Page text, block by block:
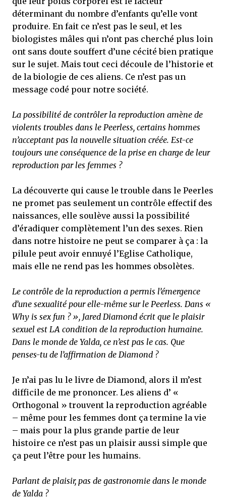
déterminant du nombre d’enfants qu’elle vont
produire. En fait ce n’est pas le seul, et les
biologistes mâles qui n’ont pas cherché plus loin
ont sans doute souffert d’une cécité bien pratique
sur le sujet. Mais tout ceci découle de l’historie et
de la biologie de ces aliens. Ce n’est pas un
message codé pour notre société.
La possibilité de contrôler la reproduction amène de
violents troubles dans le Peerless, certains hommes
n’acceptant pas la nouvelle situation créée. Est-ce
toujours une conséquence de la prise en charge de leur
reproduction par les femmes ?
La découverte qui cause le trouble dans le Peerles
ne promet pas seulement un contrôle effectif des
naissances, elle soulève aussi la possibilité
d’éradiquer complètement l’un des sexes. Rien
dans notre histoire ne peut se comparer à ça : la
pilule peut avoir ennuyé l’Eglise Catholique,
mais elle ne rend pas les hommes obsolètes.
Le contrôle de la reproduction a permis l’émergence
d’une sexualité pour elle-même sur le Peerless. Dans «
Why is sex fun ? », Jared Diamond écrit que le plaisir
sexuel est LA condition de la reproduction humaine.
Dans le monde de Yalda, ce n’est pas le cas. Que
penses-tu de l’affirmation de Diamond ?
Je n’ai pas lu le livre de Diamond, alors il m’est
difficile de me prononcer. Les aliens d’ «
Orthogonal » trouvent la reproduction agréable
– même pour les femmes dont ça termine la vie
– mais pour la plus grande partie de leur
histoire ce n’est pas un plaisir aussi simple que
ça peut l’être pour les humains.
Parlant de plaisir, pas de gastronomie dans le monde
de Yalda ?